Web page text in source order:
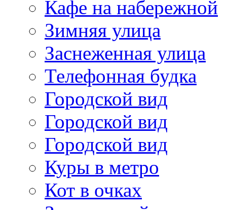
Кафе на набережной
Зимняя улица
Заснеженная улица
Телефонная будка
Городской вид
Городской вид
Городской вид
Куры в метро
Кот в очках